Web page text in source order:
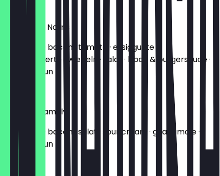
12,40 €
The Chuck Norris
100% beef · bacon · tomate · essiggurke ·
karamellisierte zwiebeln · salat · bbq- & burgersauce ·
brioche-bun
Holy Guacamoly
100% beef · bacon · salat · sour cream · guacamole ·
brioche-bun
13,40 €